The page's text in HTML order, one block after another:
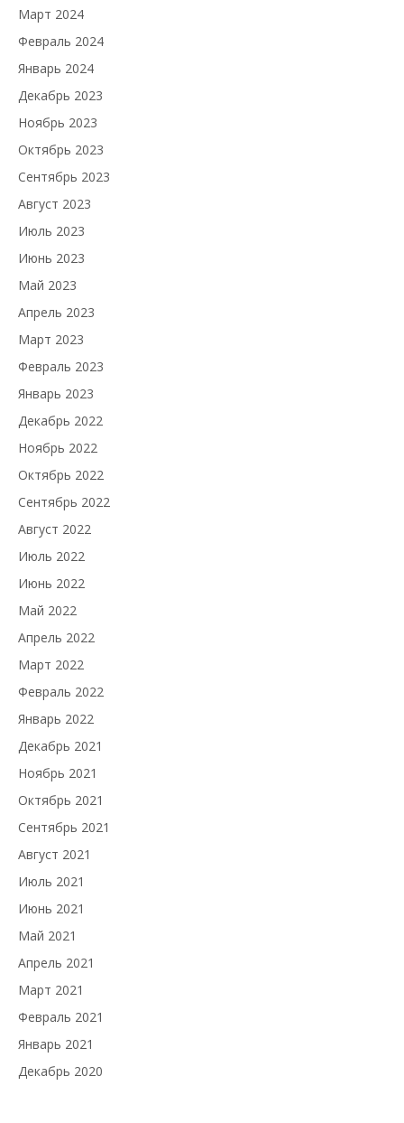
Март 2024
Февраль 2024
Январь 2024
Декабрь 2023
Ноябрь 2023
Октябрь 2023
Сентябрь 2023
Август 2023
Июль 2023
Июнь 2023
Май 2023
Апрель 2023
Март 2023
Февраль 2023
Январь 2023
Декабрь 2022
Ноябрь 2022
Октябрь 2022
Сентябрь 2022
Август 2022
Июль 2022
Июнь 2022
Май 2022
Апрель 2022
Март 2022
Февраль 2022
Январь 2022
Декабрь 2021
Ноябрь 2021
Октябрь 2021
Сентябрь 2021
Август 2021
Июль 2021
Июнь 2021
Май 2021
Апрель 2021
Март 2021
Февраль 2021
Январь 2021
Декабрь 2020